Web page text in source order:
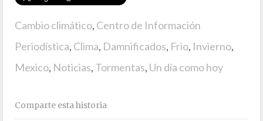
Cambio climático, Centro de Información
Periodística, Clima, Damnificados, Frio, Invierno,
Mexico, Noticias, Tormentas, Un día como hoy
Comparte esta historia